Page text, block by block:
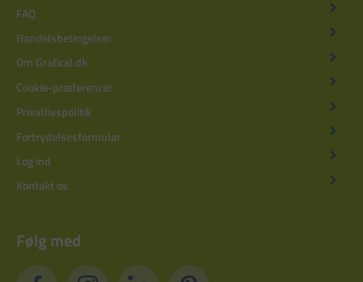
FAQ
Handelsbetingelser
Om Grafical.dk
Cookie-præferencer
Privatlivspolitik
Fortrydelsesformular
Log ind
Kontakt os
Følg med